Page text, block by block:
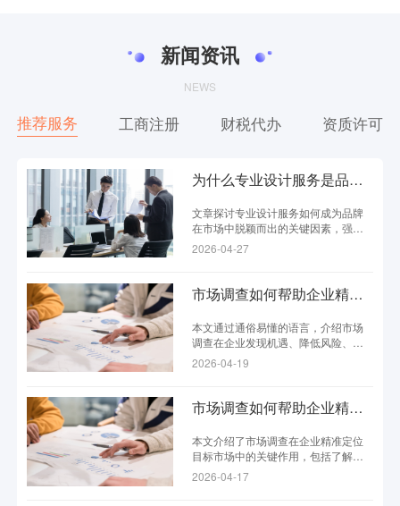
新闻资讯
NEWS
推荐服务 工商注册 财税代办 资质许可
为什么专业设计服务是品牌差异化的核心？
文章探讨专业设计服务如何成为品牌
在市场中脱颖而出的关键因素，强调
设计对品牌形象和用户体验的重要
性。
2026-04-27
市场调查如何帮助企业精准把握市场机遇？
本文通过通俗易懂的语言，介绍市场
调查在企业发现机遇、降低风险、优
化产品等方面的重要作用，帮助读者
理解如何通过数据驱动决策。
2026-04-19
市场调查如何帮助企业精准定位目标市场？
本文介绍了市场调查在企业精准定位
目标市场中的关键作用，包括了解客
户需求、发现市场机会和提升竞争
力。
2026-04-17